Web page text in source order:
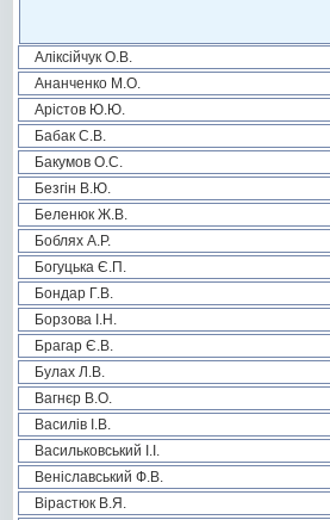
Аліксійчук О.В.
Ананченко М.О.
Арістов Ю.Ю.
Бабак С.В.
Бакумов О.С.
Безгін В.Ю.
Беленюк Ж.В.
Боблях А.Р.
Богуцька Є.П.
Бондар Г.В.
Борзова І.Н.
Брагар Є.В.
Булах Л.В.
Вагнєр В.О.
Василів І.В.
Васильковський І.І.
Веніславський Ф.В.
Вірастюк В.Я.